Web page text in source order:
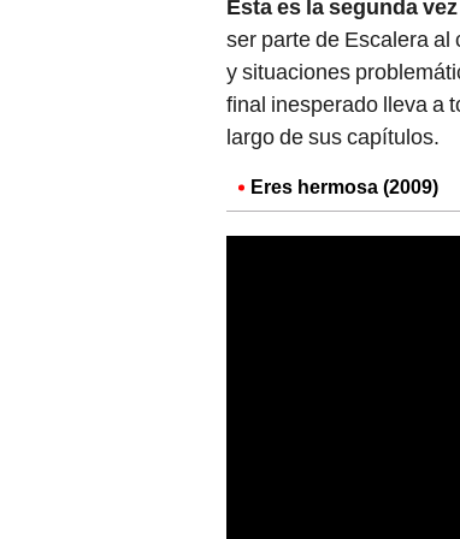
Esta es la segunda
ser parte de Escalera al
y situaciones
final inesperado lleva a
largo de sus capítulos.
Eres hermosa (2009)